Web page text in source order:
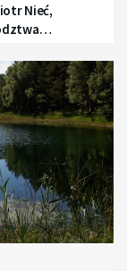
Nieć,